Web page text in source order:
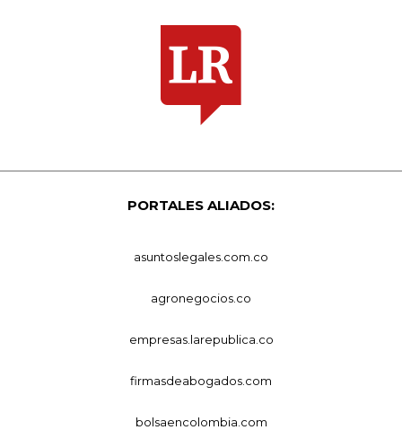
PORTALES ALIADOS:
asuntoslegales.com.co
agronegocios.co
empresas.larepublica.co
firmasdeabogados.com
bolsaencolombia.com